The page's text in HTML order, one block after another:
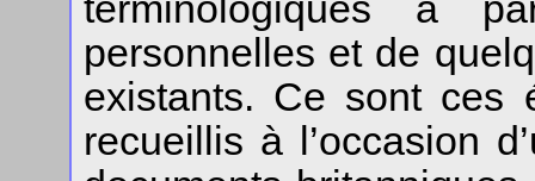
terminologiques à
personnelles et de
existants. Ce sont ces
recueillis à l’occasion